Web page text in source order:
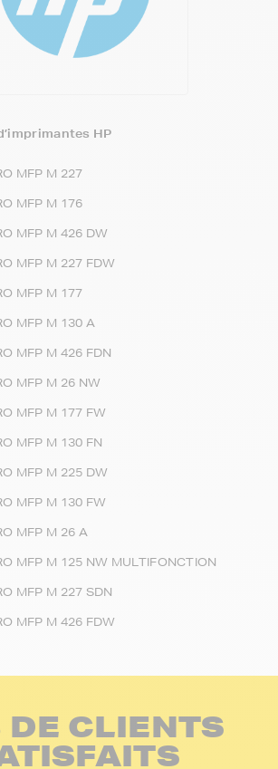
HP
MFP M 227
MFP M 176
MFP M 426 DW
MFP M 227 FDW
MFP M 177
MFP M 130 A
MFP M 426 FDN
MFP M 26 NW
MFP M 177 FW
MFP M 130 FN
MFP M 225 DW
MFP M 130 FW
MFP M 26 A
MFP M 125 NW MULTIFONCTION
MFP M 227 SDN
MFP M 426 FDW
DE CLIENTS